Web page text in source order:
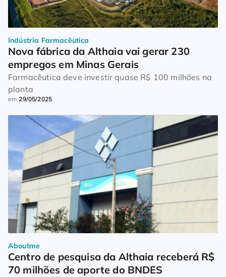
Indústria Farmacêutica
Nova fábrica da Althaia vai gerar 230
empregos em Minas Gerais
Farmacêutica deve investir quase R$ 100 milhões na
planta
em29/05/2025
Aboutme
Centro de pesquisa da Althaia receberá R$
70 milhões de aporte do BNDES